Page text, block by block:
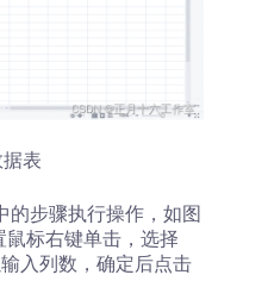
据表
的步骤执行操作，如图
鼠标右键单击，选择
入列数，确定后点击